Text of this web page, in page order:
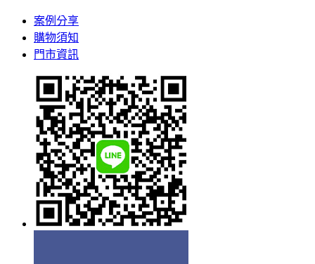
案例分享
購物須知
門市資訊